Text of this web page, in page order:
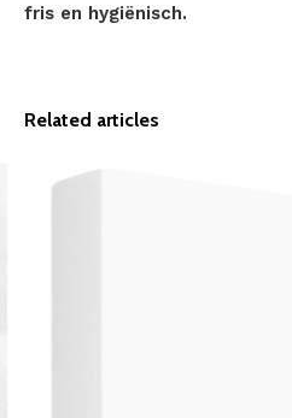
fris en hygiënisch.
Related articles